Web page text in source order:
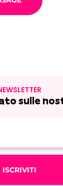
sulle